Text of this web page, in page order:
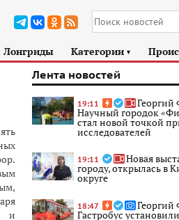
Лонгриды Категории ►
и
Лента новостей
19:11
Научный городок
стал новой точкой
исследователей
19:11 Новая
городу, открылась в
округе
18:47
Гастробус